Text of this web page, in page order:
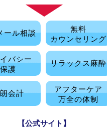
ール相談
無料
カウンセリング
バシー
保護
リラックス麻酔
会計
アフターケア
万全の体制
【公式サイト】